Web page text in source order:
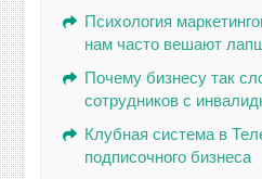
Психология
нам часто вешают
Почему бизнесу так
сотрудников с
Клубная система в
подписочного бизнеса